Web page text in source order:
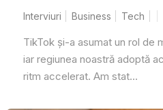
Interviuri Business Tech
TikTok și-a asumat un rol de
iar regiunea noastră adoptă
ritm accelerat. Am stat...